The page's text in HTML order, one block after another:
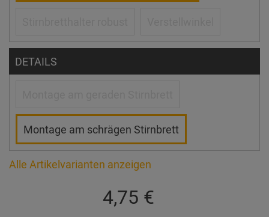
DETAILS
Montage am schrägen Stirnbrett
Alle Artikelvarianten anzeigen
4,75 €